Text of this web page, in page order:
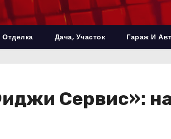
Дача, Участок Гараж И
Сервис»: